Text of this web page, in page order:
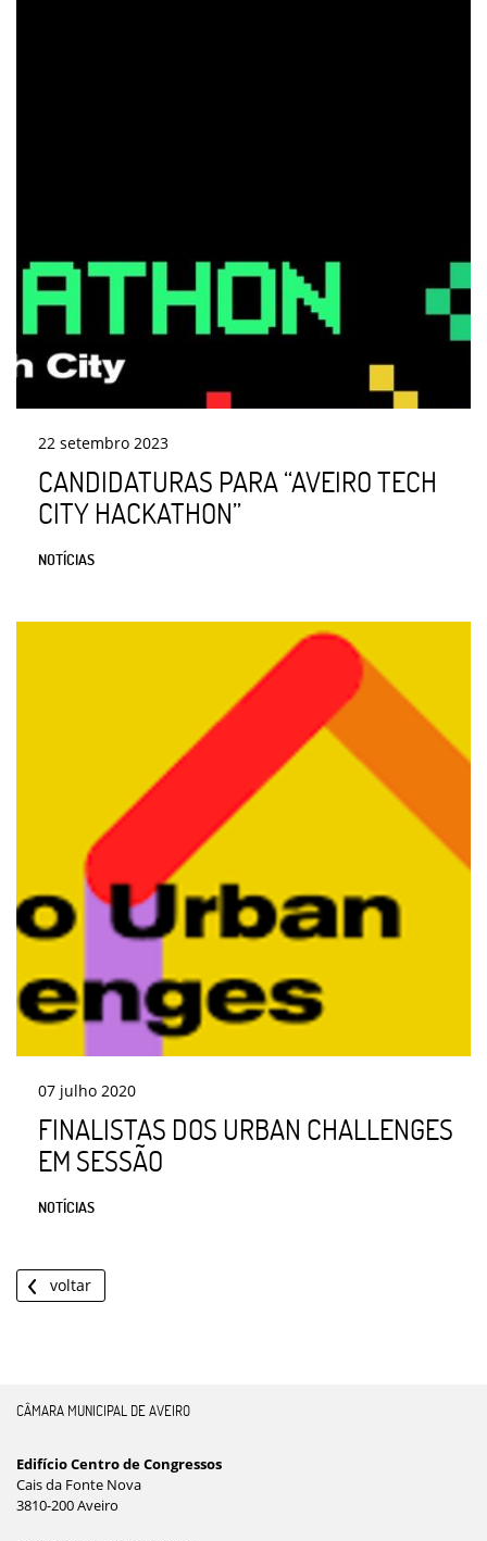
22 setembro 2023
CANDIDATURAS PARA “AVEIRO TECH
CITY HACKATHON”
NOTÍCIAS
07 julho 2020
FINALISTAS DOS URBAN CHALLENGES
EM SESSÃO
NOTÍCIAS
voltar
CÂMARA MUNICIPAL DE AVEIRO
Edifício Centro de Congressos
Cais da Fonte Nova
3810-200 Aveiro